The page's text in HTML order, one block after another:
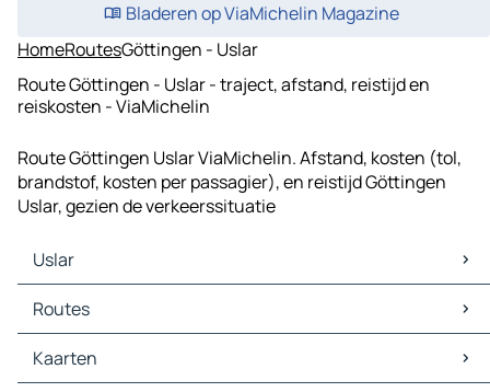
Bladeren op ViaMichelin Magazine
HomeRoutesGöttingen - Uslar
Route Göttingen - Uslar - traject, afstand, reistijd en
reiskosten - ViaMichelin
Route Göttingen Uslar ViaMichelin. Afstand, kosten (tol,
brandstof, kosten per passagier), en reistijd Göttingen
Uslar, gezien de verkeerssituatie
Uslar
Uslar Kaarten
Uslar Verkeer
Uslar Hotels
Uslar Restaurants
Routes
Routes Uslar - Beverungen
Routes Uslar - Lippoldsberg
Kaarten